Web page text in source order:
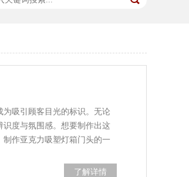
吸引顾客目光的标识。无论
度与氛围感。想要制作出这
作亚克力吸塑灯箱门头的一
了解详情